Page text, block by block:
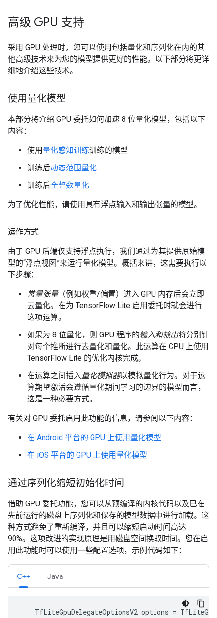
高级 GPU 支持
采用 GPU 处理时，您可以使用包括量化和序列化在内的其
他高级技术来为您的模型提供更好的性能。以下部分将更详
细地介绍这些技术。
使用量化模型
本部分将介绍 GPU 委托如何加速 8 位量化模型，包括以下
内容：
使用 量化感知训练训练的模型
训练后动态范围量化
训练后全整数量化
为了优化性能，请使用具有浮点输入和输出张量的模型。
运作方式
由于 GPU 后端仅支持浮点执行，我们通过为其提供原始模
型的“浮点视图”来运行量化模型。概括来讲，这需要执行以
下步骤：
常量张量（例如权重/偏置）进入 GPU 内存后会立即
去量化。在为 TensorFlow Lite 启用委托时就会进行
这项运算。
如果为 8 位量化，则 GPU 程序的输入和输出将分别针
对每个推断进行去量化和量化。此运算在 CPU 上使用
TensorFlow Lite 的优化内核完成。
在运算之间插入量化模拟器以模拟量化行为。对于运
算期望激活会遵循量化期间学习的边界的模型而言，
这是一种必要方式。
有关对 GPU 委托启用此功能的信息，请参阅以下内容：
在 Android 平台的 GPU 上使用量化模型
在 iOS 平台的 GPU 上使用量化模型
通过序列化缩短初始化时间
借助 GPU 委托功能，您可以从预编译的内核代码以及已在
先前运行的磁盘上序列化和保存的模型数据中进行加载。这
种方式避免了重新编译，并且可以缩短启动时间高达
90%。这项改进的实现原理是用磁盘空间换取时间。您在启
用此功能时可以使用一些配置选项，示例代码如下：
C++ Java
TfLiteGpuDelegateOptionsV2 options =